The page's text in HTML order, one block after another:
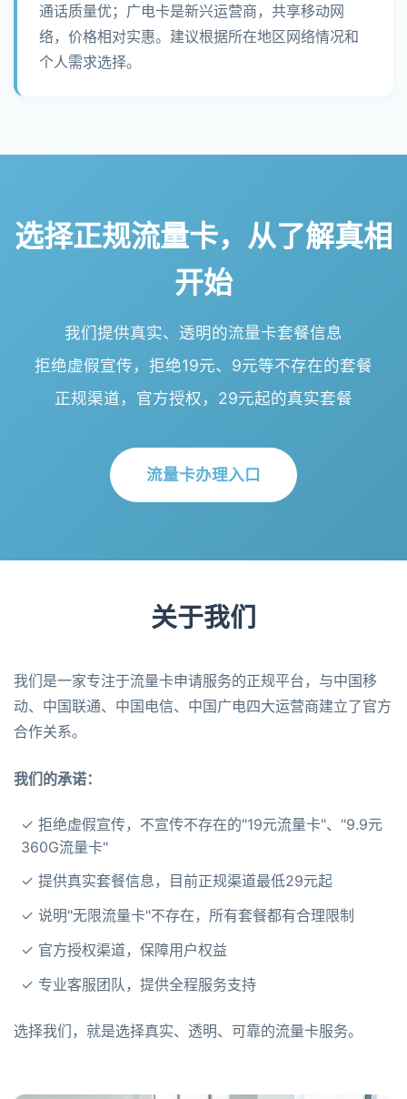
通话质量优；广电卡是新兴运营商，共享移动网
络，价格相对实惠。建议根据所在地区网络情况和
个人需求选择。
选择正规流量卡，从了解真相
开始
我们提供真实、透明的流量卡套餐信息
拒绝虚假宣传，拒绝19元、9元等不存在的套餐
正规渠道，官方授权，29元起的真实套餐
流量卡办理入口
关于我们
我们是一家专注于流量卡申请服务的正规平台，与中国移
动、中国联通、中国电信、中国广电四大运营商建立了官方
合作关系。
我们的承诺：
✓ 拒绝虚假宣传，不宣传不存在的"19元流量卡"、"9.9元
360G流量卡"
✓ 提供真实套餐信息，目前正规渠道最低29元起
✓ 说明"无限流量卡"不存在，所有套餐都有合理限制
✓ 官方授权渠道，保障用户权益
✓ 专业客服团队，提供全程服务支持
选择我们，就是选择真实、透明、可靠的流量卡服务。